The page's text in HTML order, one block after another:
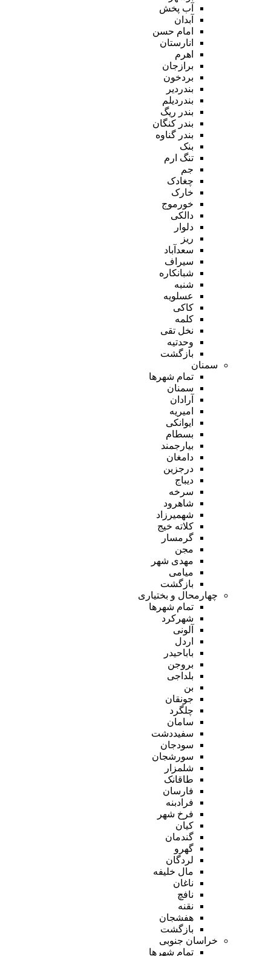
آب پخش
آبدان
امام حسن
انارستان
اهرم
برازجان
بردخون
بندردیر
بندردیلم
بندر ریگ
بندر کنگان
بندر گناوه
بنک
تنگ ارم
جم
چغادک
خارک
خورموج
دالکی
دلوار
ریز
سعدآباد
سیراف
شبانکاره
شنبه
عسلویه
کاکی
کلمه
نخل تقی
وحدتیه
بازگشت
سمنان
تمام شهر‌ها
سمنان
آرادان
امیریه
ایوانکی
بسطام
بیارجمند
دامغان
درجزین
دیباج
سرخه
شاهرود
شهمیرزاد
کلاته خیج
گرمسار
مجن
مهدی شهر
میامی
بازگشت
چهارمحال و بختیاری
تمام شهر‌ها
شهرکرد
آلونی
اردل
باباحیدر
بروجن
بلداجی
بن
جونقان
چلگرد
سامان
سفیددشت
سودجان
سورشجان
شلمزار
طاقانک
فارسان
فرادبنه
فرخ شهر
کیان
گندمان
گهرو
لردگان
مال خلیفه
ناغان
نافچ
نقنه
هفشجان
بازگشت
خراسان جنوبی
تمام شهر‌ها